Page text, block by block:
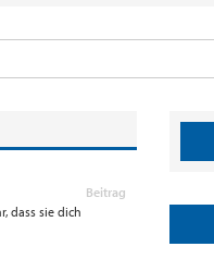
Beitrag
dass sie dich